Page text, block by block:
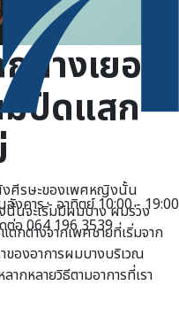
อังคาร - อาทิตย์ 10:00 - 19:00
ต่อ 064 196 3539
างเยอะ
ปิดแสก
งศีรษะของเพศหญิงนั้น
นั้นจะเริ่มมีผมบาง ผมร่วง
กต่างจากเพศชายที่เริ่มจาก
องอาการผมบางบริเวณ
หลายวิธีตามอาการที่เรา